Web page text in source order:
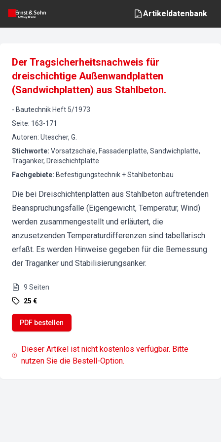
Artikeldatenbank
Der Tragsicherheitsnachweis für
dreischichtige Außenwandplatten
(Sandwichplatten) aus Stahlbeton.
- Bautechnik Heft 5/1973
Seite: 163-171
Autoren: Utescher, G.
Stichworte: Vorsatzschale, Fassadenplatte, Sandwichplatte,
Traganker, Dreischichtplatte
Fachgebiete: Befestigungstechnik + Stahlbetonbau
Die bei Dreischichtenplatten aus Stahlbeton auftretenden
Beanspruchungsfälle (Eigengewicht, Temperatur, Wind)
werden zusammengestellt und erläutert, die
anzusetzenden Temperaturdifferenzen sind tabellarisch
erfaßt. Es werden Hinweise gegeben für die Bemessung
der Traganker und Stabilisierungsanker.
9 Seiten
25 €
PDF bestellen
Dieser Artikel ist nicht kostenlos verfügbar. Bitte
nutzen Sie die Bestell-Option.